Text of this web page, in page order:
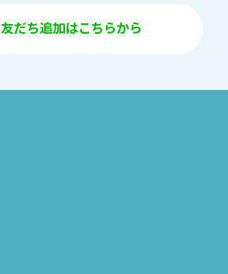
友だち追加はこちらから